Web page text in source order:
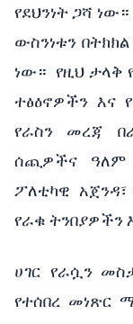
የደህንነት ጋሻ
ውስንነቱን
ነው። የዚህ ታላቅ
ተፅዕኖዎችን እና
የራስን መረጃ
ሰጪዎችና ዓለም
ፖለቲካዊ
የራቁ ትንበያዎችን
ሀገር የራሷን
የተሰበረ መነጽር